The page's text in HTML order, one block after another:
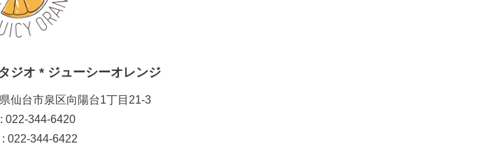
ジオ * ジューシーオレンジ
仙台市泉区向陽台1丁目21-3
022-344-6420
: 022-344-6422